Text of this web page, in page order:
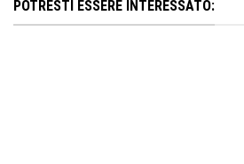
POTRESTI ESSERE INTERESSATO: